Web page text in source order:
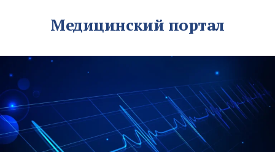
Медицинский портал